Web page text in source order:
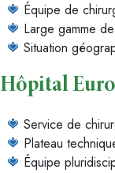
Équipe de
Large gamme
Situation
Hôpital
Service de
Plateau
Équipe